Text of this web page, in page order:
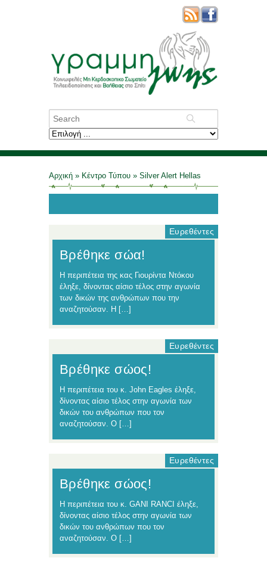
Αρχική » Κέντρο Τύπου » Silver Alert Hellas
Ευρεθέντες
Βρέθηκε σώα!
Η περιπέτεια της κας Γιουρίντα Ντόκου
έληξε, δίνοντας αίσιο τέλος στην αγωνία
των δικών της ανθρώπων που την
αναζητούσαν. Η […]
Ευρεθέντες
Βρέθηκε σώος!
Η περιπέτεια του κ. John Eagles έληξε,
δίνοντας αίσιο τέλος στην αγωνία των
δικών του ανθρώπων που τον
αναζητούσαν. Ο […]
Ευρεθέντες
Βρέθηκε σώος!
Η περιπέτεια του κ. GANI RANCI έληξε,
δίνοντας αίσιο τέλος στην αγωνία των
δικών του ανθρώπων που τον
αναζητούσαν. Ο […]